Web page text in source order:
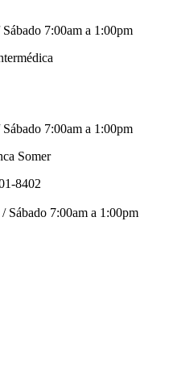
7:00am a 1:00pm
7:00am a 1:00pm
Somer
8402
Sábado 7:00am a 1:00pm